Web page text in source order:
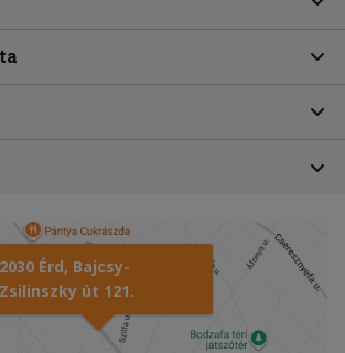
2030 Érd, Bajcsy-
Zsilinszky út 121.